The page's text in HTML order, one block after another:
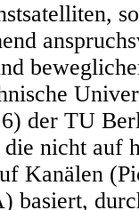
der TU
nicht auf
Kanälen
basiert,